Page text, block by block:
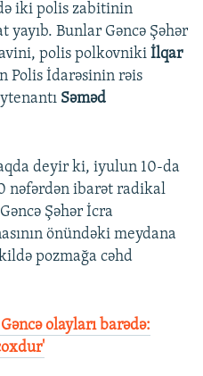
iki polis zabitinin
Bunlar Gəncə Şəhər
polis polkovniki İlqar
Polis İdarəsinin rəis
Səməd
deyir ki, iyulun 10-da
nəfərdən ibarət radikal
Şəhər İcra
önündəki meydana
pozmağa cəhd
olayları barədə: